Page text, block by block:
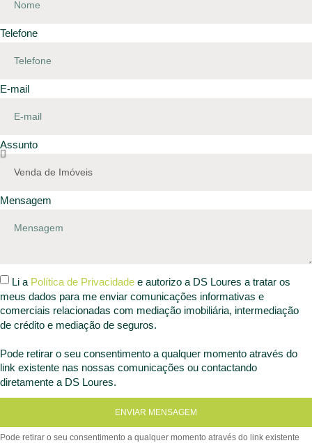
Telefone
E-mail
Assunto
Mensagem
Li a Política de Privacidade e autorizo a DS Loures a tratar os
meus dados para me enviar comunicações informativas e
comerciais relacionadas com mediação imobiliária, intermediação
de crédito e mediação de seguros.
Pode retirar o seu consentimento a qualquer momento através do
link existente nas nossas comunicações ou contactando
diretamente a DS Loures.
ENVIAR MENSAGEM